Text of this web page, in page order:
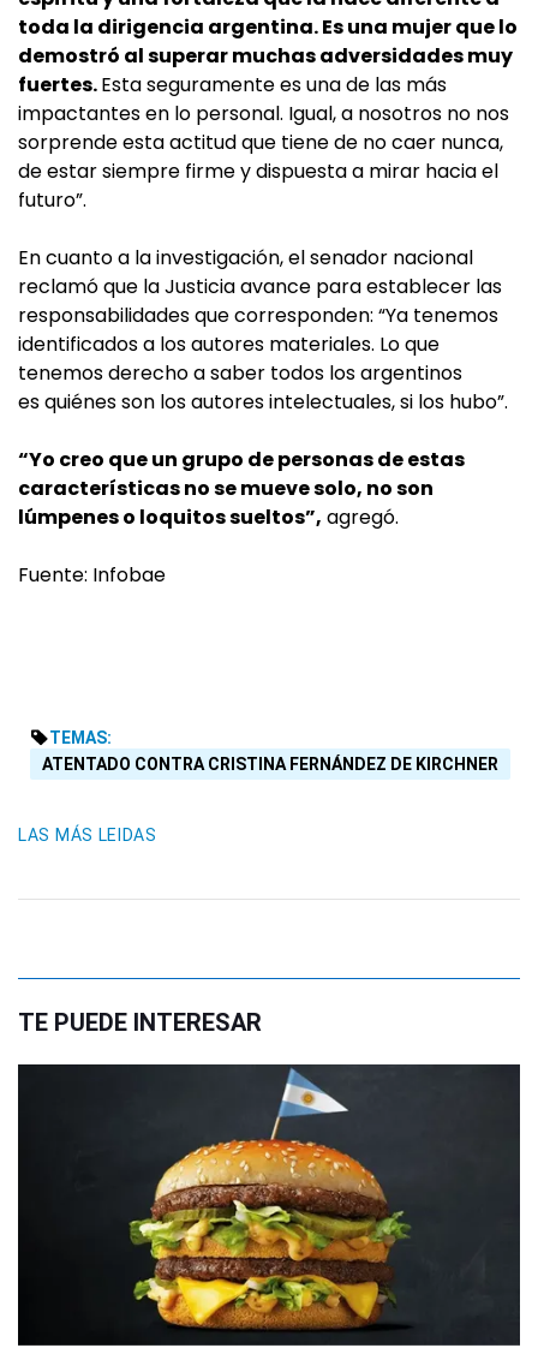
toda la dirigencia argentina. Es una mujer que lo
demostró al superar muchas adversidades muy
fuertes.Esta seguramente es una de las más
impactantes en lo personal. Igual, a nosotros no nos
sorprende esta actitud que tiene de no caer nunca,
de estar siempre firme y dispuesta a mirar hacia el
futuro”.
En cuanto a la investigación, el senador nacional
reclamó que la Justicia avance para establecer las
responsabilidades que corresponden: “Ya tenemos
identificados a los autores materiales. Lo que
tenemos derecho a saber todos los argentinos
es quiénes son los autores intelectuales, si los hubo”.
“Yo creo que un grupo de personas de estas
características no se mueve solo, no son
lúmpenes o loquitos sueltos”, agregó.
Fuente: Infobae
TEMAS:
ATENTADO CONTRA CRISTINA FERNÁNDEZ DE KIRCHNER
LAS MÁS LEIDAS
TE PUEDE INTERESAR